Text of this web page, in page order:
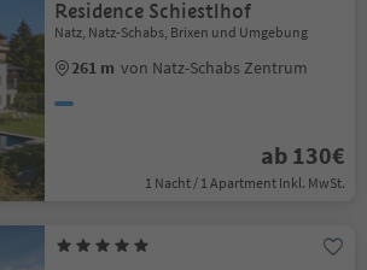
Residence Schiestlhof
Natz, Natz-Schabs, Brixen und Umgebung
261 m von Natz-Schabs Zentrum
ab 130€
1 Nacht / 1 Apartment Inkl. MwSt.